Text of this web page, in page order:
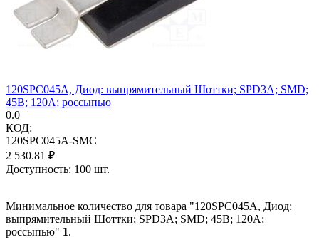
120SPC045A, Диод: выпрямительный Шоттки; SPD3A; SMD;
45В; 120А; россыпью
0.0
КОД:
120SPC045A-SMC
2 530.81 ₽
Доступность: 100 шт.
Минимальное количество для товара "120SPC045A, Диод:
выпрямительный Шоттки; SPD3A; SMD; 45В; 120А;
россыпью" 1.